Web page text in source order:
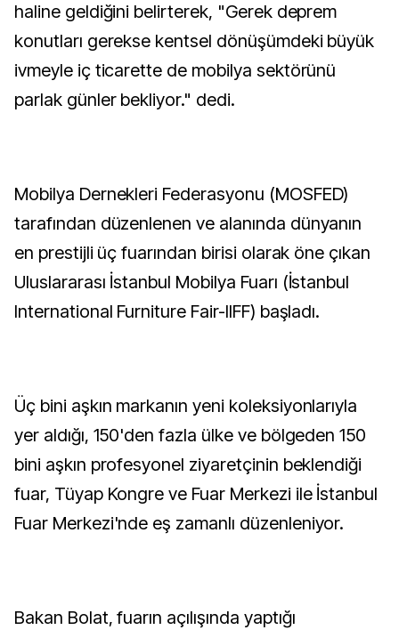
haline geldiğini belirterek, "Gerek deprem
konutları gerekse kentsel dönüşümdeki büyük
ivmeyle iç ticarette de mobilya sektörünü
parlak günler bekliyor." dedi.
Mobilya Dernekleri Federasyonu (MOSFED)
tarafından düzenlenen ve alanında dünyanın
en prestijli üç fuarından birisi olarak öne çıkan
Uluslararası İstanbul Mobilya Fuarı (İstanbul
International Furniture Fair-IIFF) başladı.
Üç bini aşkın markanın yeni koleksiyonlarıyla
yer aldığı, 150'den fazla ülke ve bölgeden 150
bini aşkın profesyonel ziyaretçinin beklendiği
fuar, Tüyap Kongre ve Fuar Merkezi ile İstanbul
Fuar Merkezi'nde eş zamanlı düzenleniyor.
Bakan Bolat, fuarın açılışında yaptığı